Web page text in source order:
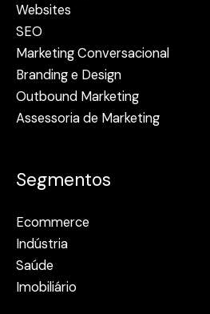
Websites
SEO
Marketing Conversacional
Branding e Design
Outbound Marketing
Assessoria de Marketing
Segmentos
Ecommerce
Indústria
Saúde
Imobiliário